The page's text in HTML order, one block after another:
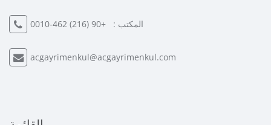
المكتب : +90 (216) 462-0010
acgayrimenkul@acgayrimenkul.com